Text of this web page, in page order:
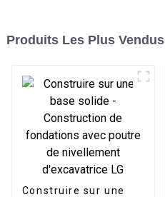
Produits Les Plus Vendus
Construire sur une